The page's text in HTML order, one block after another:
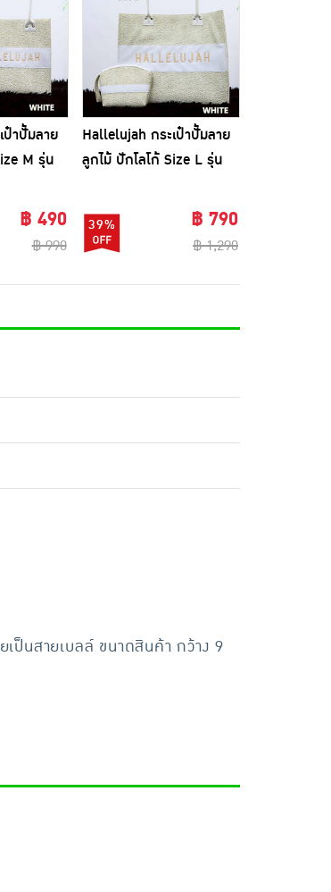
ป๋าปั้มลาย
M รุ่น
฿ 490
฿ 990
Hallelujah กระเป๋าปั้มลาย
ลูกไม้ ปักโลโก้ Size L รุ่น
39% ฿ 790
฿ 1,290
เป็นสายเบลล์ ขนาดสินค้า กว้าง 9